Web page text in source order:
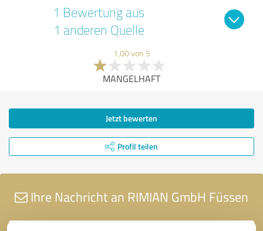
1 Bewertung aus
1 anderen Quelle
1,00 von 5
MANGELHAFT
Jetzt bewerten
Profil teilen
Ihre Nachricht an RIMIAN GmbH Füssen